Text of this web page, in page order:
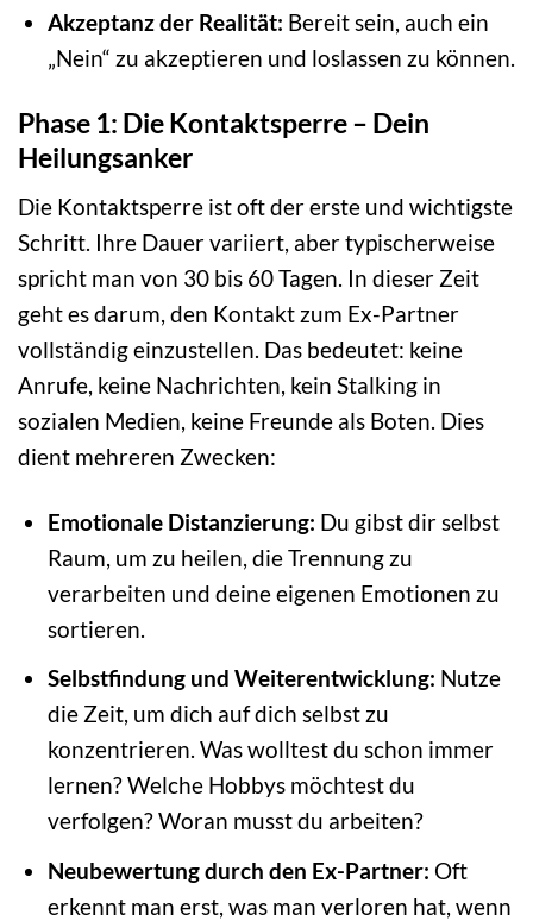
Akzeptanz der Realität: Bereit sein, auch ein
„Nein“ zu akzeptieren und loslassen zu können.
Phase 1: Die Kontaktsperre – Dein
Heilungsanker
Die Kontaktsperre ist oft der erste und wichtigste
Schritt. Ihre Dauer variiert, aber typischerweise
spricht man von 30 bis 60 Tagen. In dieser Zeit
geht es darum, den Kontakt zum Ex-Partner
vollständig einzustellen. Das bedeutet: keine
Anrufe, keine Nachrichten, kein Stalking in
sozialen Medien, keine Freunde als Boten. Dies
dient mehreren Zwecken:
Emotionale Distanzierung: Du gibst dir selbst
Raum, um zu heilen, die Trennung zu
verarbeiten und deine eigenen Emotionen zu
sortieren.
Selbstfindung und Weiterentwicklung: Nutze
die Zeit, um dich auf dich selbst zu
konzentrieren. Was wolltest du schon immer
lernen? Welche Hobbys möchtest du
verfolgen? Woran musst du arbeiten?
Neubewertung durch den Ex-Partner: Oft
erkennt man erst, was man verloren hat, wenn